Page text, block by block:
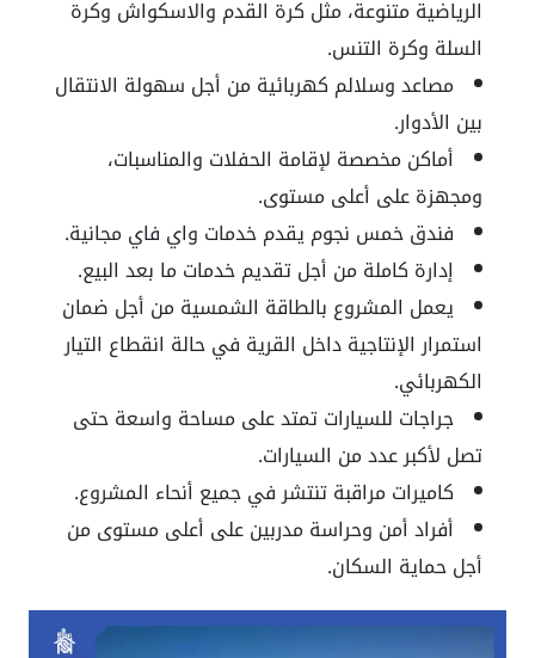
الرياضية متنوعة، مثل كرة القدم والاسكواش وكرة
السلة وكرة التنس.
مصاعد وسلالم كهربائية من أجل سهولة الانتقال
بين الأدوار.
أماكن مخصصة لإقامة الحفلات والمناسبات،
ومجهزة على أعلى مستوى.
فندق خمس نجوم يقدم خدمات واي فاي مجانية.
إدارة كاملة من أجل تقديم خدمات ما بعد البيع.
يعمل المشروع بالطاقة الشمسية من أجل ضمان
استمرار الإنتاجية داخل القرية في حالة انقطاع التيار
الكهربائي.
جراجات للسيارات تمتد على مساحة واسعة حتى
تصل لأكبر عدد من السيارات.
كاميرات مراقبة تنتشر في جميع أنحاء المشروع.
أفراد أمن وحراسة مدربين على أعلى مستوى من
أجل حماية السكان.